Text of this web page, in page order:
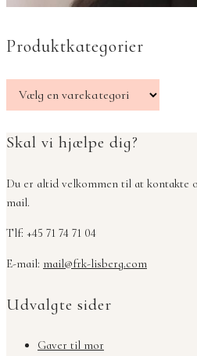
Produktkategorier
Skal vi hjælpe dig?
Du er altid velkommen til at kontakte
mail.
Tlf: +45 71 74 71 04
E-mail: mail@frk-lisberg.com
Udvalgte sider
Gaver til mor